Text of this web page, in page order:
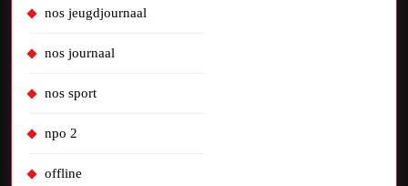
nos jeugdjournaal
nos journaal
nos sport
npo 2
offline